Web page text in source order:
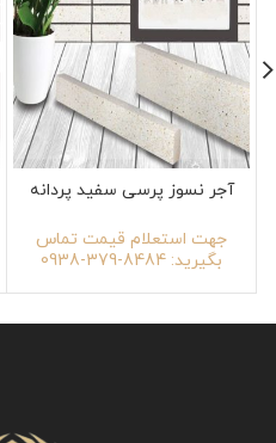
آجر نسوز پرسی سفید پردانه
جهت استعلام قیمت تماس
بگیرید: 8484-379-0938